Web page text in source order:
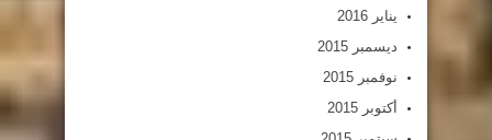
يناير 2016
ديسمبر 2015
نوفمبر 2015
أكتوبر 2015